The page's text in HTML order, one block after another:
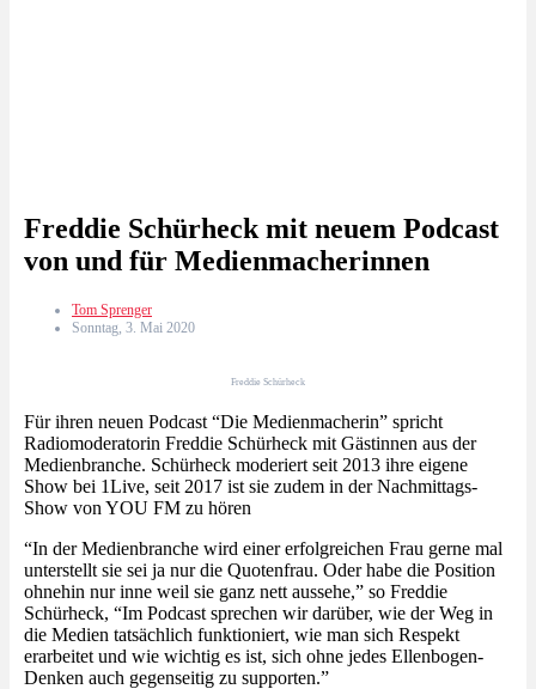
Freddie Schürheck mit neuem Podcast
von und für Medienmacherinnen
Tom Sprenger
Sonntag, 3. Mai 2020
Freddie Schürheck
Für ihren neuen Podcast “Die Medienmacherin” spricht
Radiomoderatorin Freddie Schürheck mit Gästinnen aus der
Medienbranche. Schürheck moderiert seit 2013 ihre eigene
Show bei 1Live, seit 2017 ist sie zudem in der Nachmittags-
Show von YOU FM zu hören
“In der Medienbranche wird einer erfolgreichen Frau gerne mal
unterstellt sie sei ja nur die Quotenfrau. Oder habe die Position
ohnehin nur inne weil sie ganz nett aussehe,” so Freddie
Schürheck, “Im Podcast sprechen wir darüber, wie der Weg in
die Medien tatsächlich funktioniert, wie man sich Respekt
erarbeitet und wie wichtig es ist, sich ohne jedes Ellenbogen-
Denken auch gegenseitig zu supporten.”